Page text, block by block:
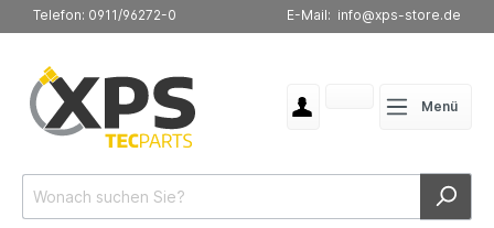
Telefon: 0911/96272-0 E-Mail: info@xps-store.de
Menü